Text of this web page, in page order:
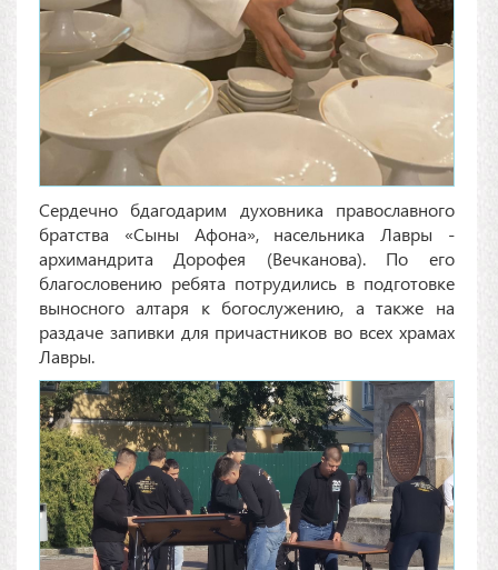
Сердечно бдагодарим духовника православного
братства «Сыны Афона», насельника Лавры -
архимандрита Дорофея (Вечканова). По его
благословению ребята потрудились в подготовке
выносного алтаря к богослужению, а также на
раздаче запивки для причастников во всех храмах
Лавры.